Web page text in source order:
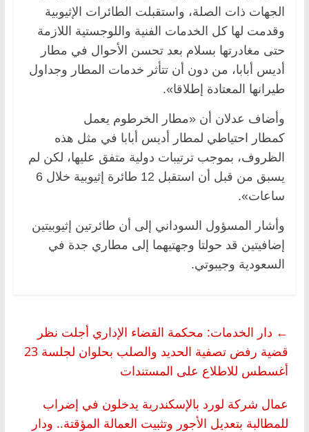
الجهات ذات الصلة، واستقبلت الطائرات الإثيوبية
وقدمت لها كل الخدمات الفنية واللوجستية اللازمة
حتى مغادرتها بسلام بعد تحسن الأحوال في مطار
أديس أبابا، من دون أن تتأثر خدمات المطار وجداول
طيرانها المعتادة إطلاقا».
وأضاف عدلان أن «مطار الخرطوم يعمل
كمطار احتياطي لمطار أديس أبابا في مثل هذه
الظروف، بموجب ترتيبات دولية متفق عليها، لكن لم
يسبق من قبل أن استقبل 12 طائرة إثيوبية خلال 6
ساعات».
وأشار المسؤول السوداني إلى أن طائرتين إثيوبيتين
إضافيتين قد حولتا وجهتيهما إلى مطاري جدة في
السعودية وجيبوتي.
← دار الخدمات: محكمة القضاء الإداري أجلت نظر
قضية رفض تصفية الحديد والصلب بحلوان لجلسة 23
أغسطس للاطلاع على المستندات
عمال شركة لورد بالإسكندرية يدخلون في إضراب
للمطالبة بتعديل الأجور وتثبيت العمالة المؤقتة.. ودار